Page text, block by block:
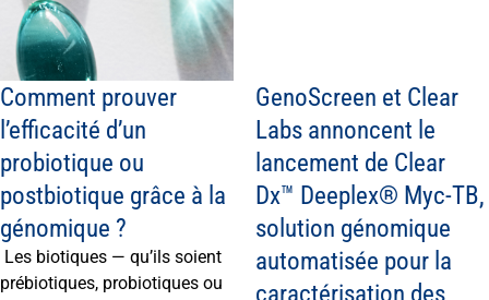
Comment prouver
l’efficacité d’un
probiotique ou
postbiotique grâce à la
génomique ?
Les biotiques — qu’ils soient
prébiotiques, probiotiques ou
GenoScreen et Clear
Labs annoncent le
lancement de Clear
Dx™ Deeplex® Myc-TB,
solution génomique
automatisée pour la
caractérisation des